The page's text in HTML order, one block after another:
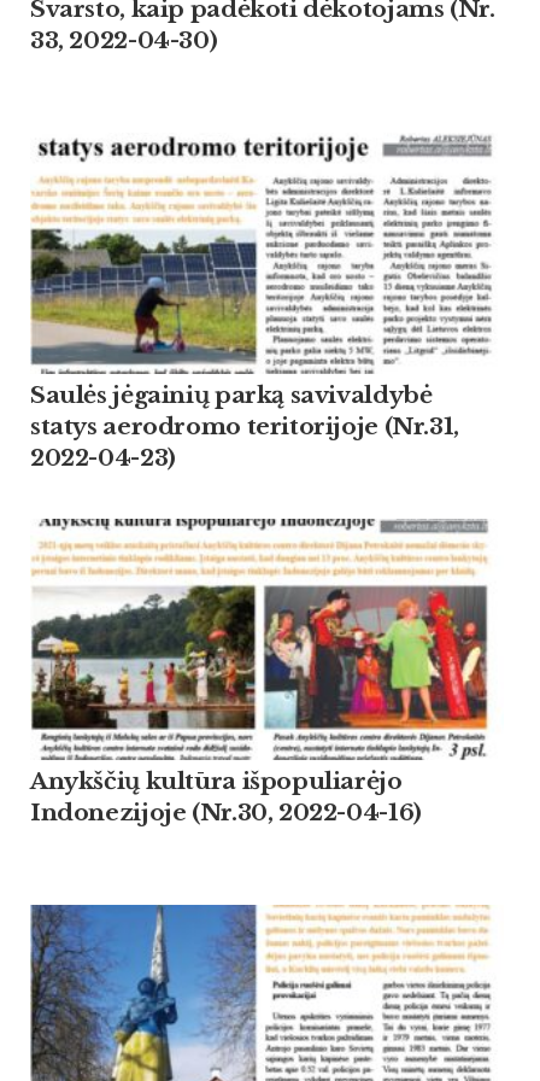
Svarsto, kaip padėkoti dėkotojams (Nr.
33, 2022-04-30)
Saulės jėgainių parką savivaldybė
statys aerodromo teritorijoje (Nr.31,
2022-04-23)
Anykščių kultūra išpopuliarėjo
Indonezijoje (Nr.30, 2022-04-16)